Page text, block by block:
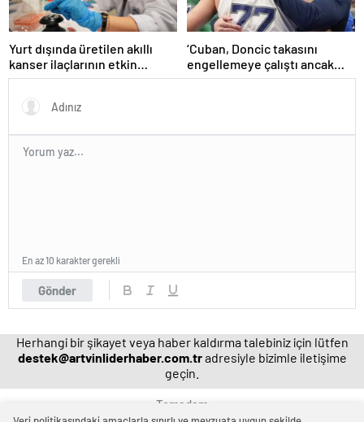
Yurt dışında üretilen akıllı
kanser ilaçlarının etkin
maddesi yerli imkanlarla
‘Cuban, Doncic takasını
engellemeye çalıştı ancak
geç kaldı’ iddiası! NBA
Gönder
En az 10 karakter gerekli
Herhangi bir şikayet veya haber kaldırma talebiniz için lütfen
destek@artvinliderhaber.com.tradresiyle bizimle iletişime
geçin.
Temadam